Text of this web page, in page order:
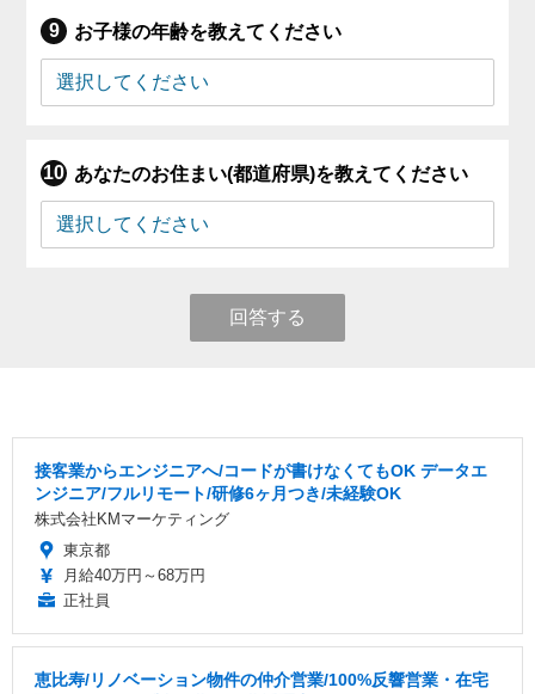
お子様の年齢を教えてください
あなたのお住まい(都道府県)を教えてください
回答する
接客業からエンジニアへ/コードが書けなくてもOK データエ
ンジニア/フルリモート/研修6ヶ月つき/未経験OK
株式会社KMマーケティング
東京都
月給40万円～68万円
正社員
恵比寿/リノベーション物件の仲介営業/100%反響営業・在宅